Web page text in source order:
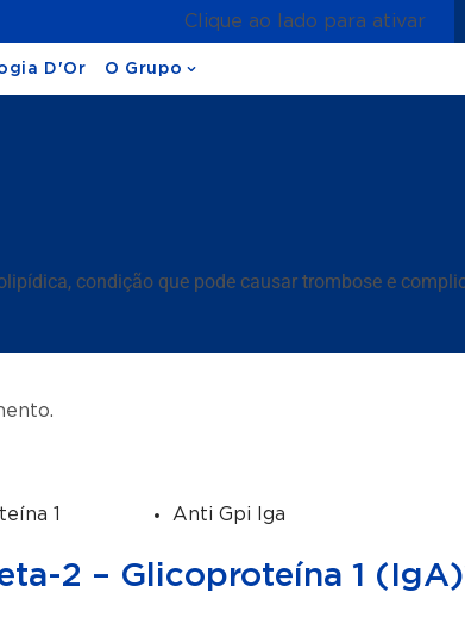
Clique ao lado para ativar
D'Or O Grupo
condição que pode causar trombose e
1 Anti Gpi Iga
2 – Glicoproteína 1